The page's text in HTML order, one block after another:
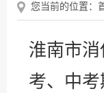
您当前的位置：
淮南市
考、中